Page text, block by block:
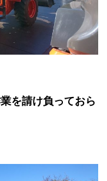
を請け負っておら